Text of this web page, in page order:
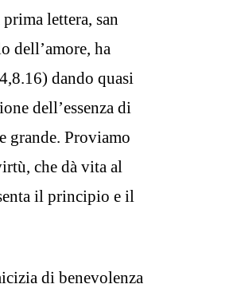
lettera, san
dell’amore, ha
dando quasi
dell’essenza di
grande. Proviamo
che dà vita al
il principio e il
di benevolenza